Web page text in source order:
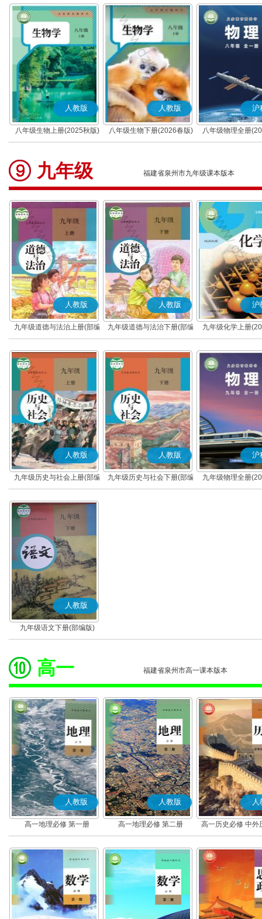
人教版
八年级生物上册(2025秋版)
人教版
八年级生物下册(2026春版)
沪
八年级物理全册
九年级 福建省泉州市九年级课本版本
人教版
九年级道德与法治上册(部编
版)
人教版
九年级道德与法治下册(部编
版)
沪
九年级化学上册
人教版
九年级历史与社会上册(部编
版)
人教版
九年级历史与社会下册(部编
版)
沪
九年级物理全册
人教版
九年级语文下册(部编版)
高一 福建省泉州市高一课本版本
人教版
高一地理必修 第一册
人教版
高一地理必修 第二册
人
高一历史必修 中外
(上)(部编版